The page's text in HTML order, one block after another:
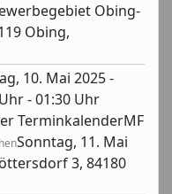
Obing-
Obing,
10. Mai 2025 -
- 01:30 Uhr
TerminkalenderMF
Sonntag, 11. Mai
3, 84180